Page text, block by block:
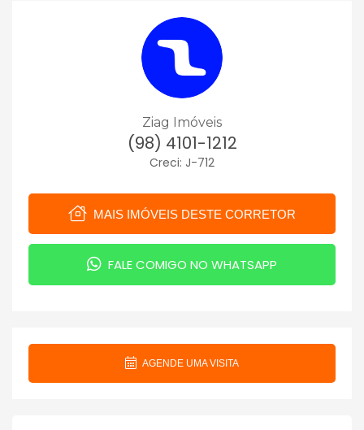
Ziag Imóveis
(98) 4101-1212
Creci: J-712
MAIS IMÓVEIS DESTE CORRETOR
FALE COMIGO NO WHATSAPP
AGENDE UMA VISITA